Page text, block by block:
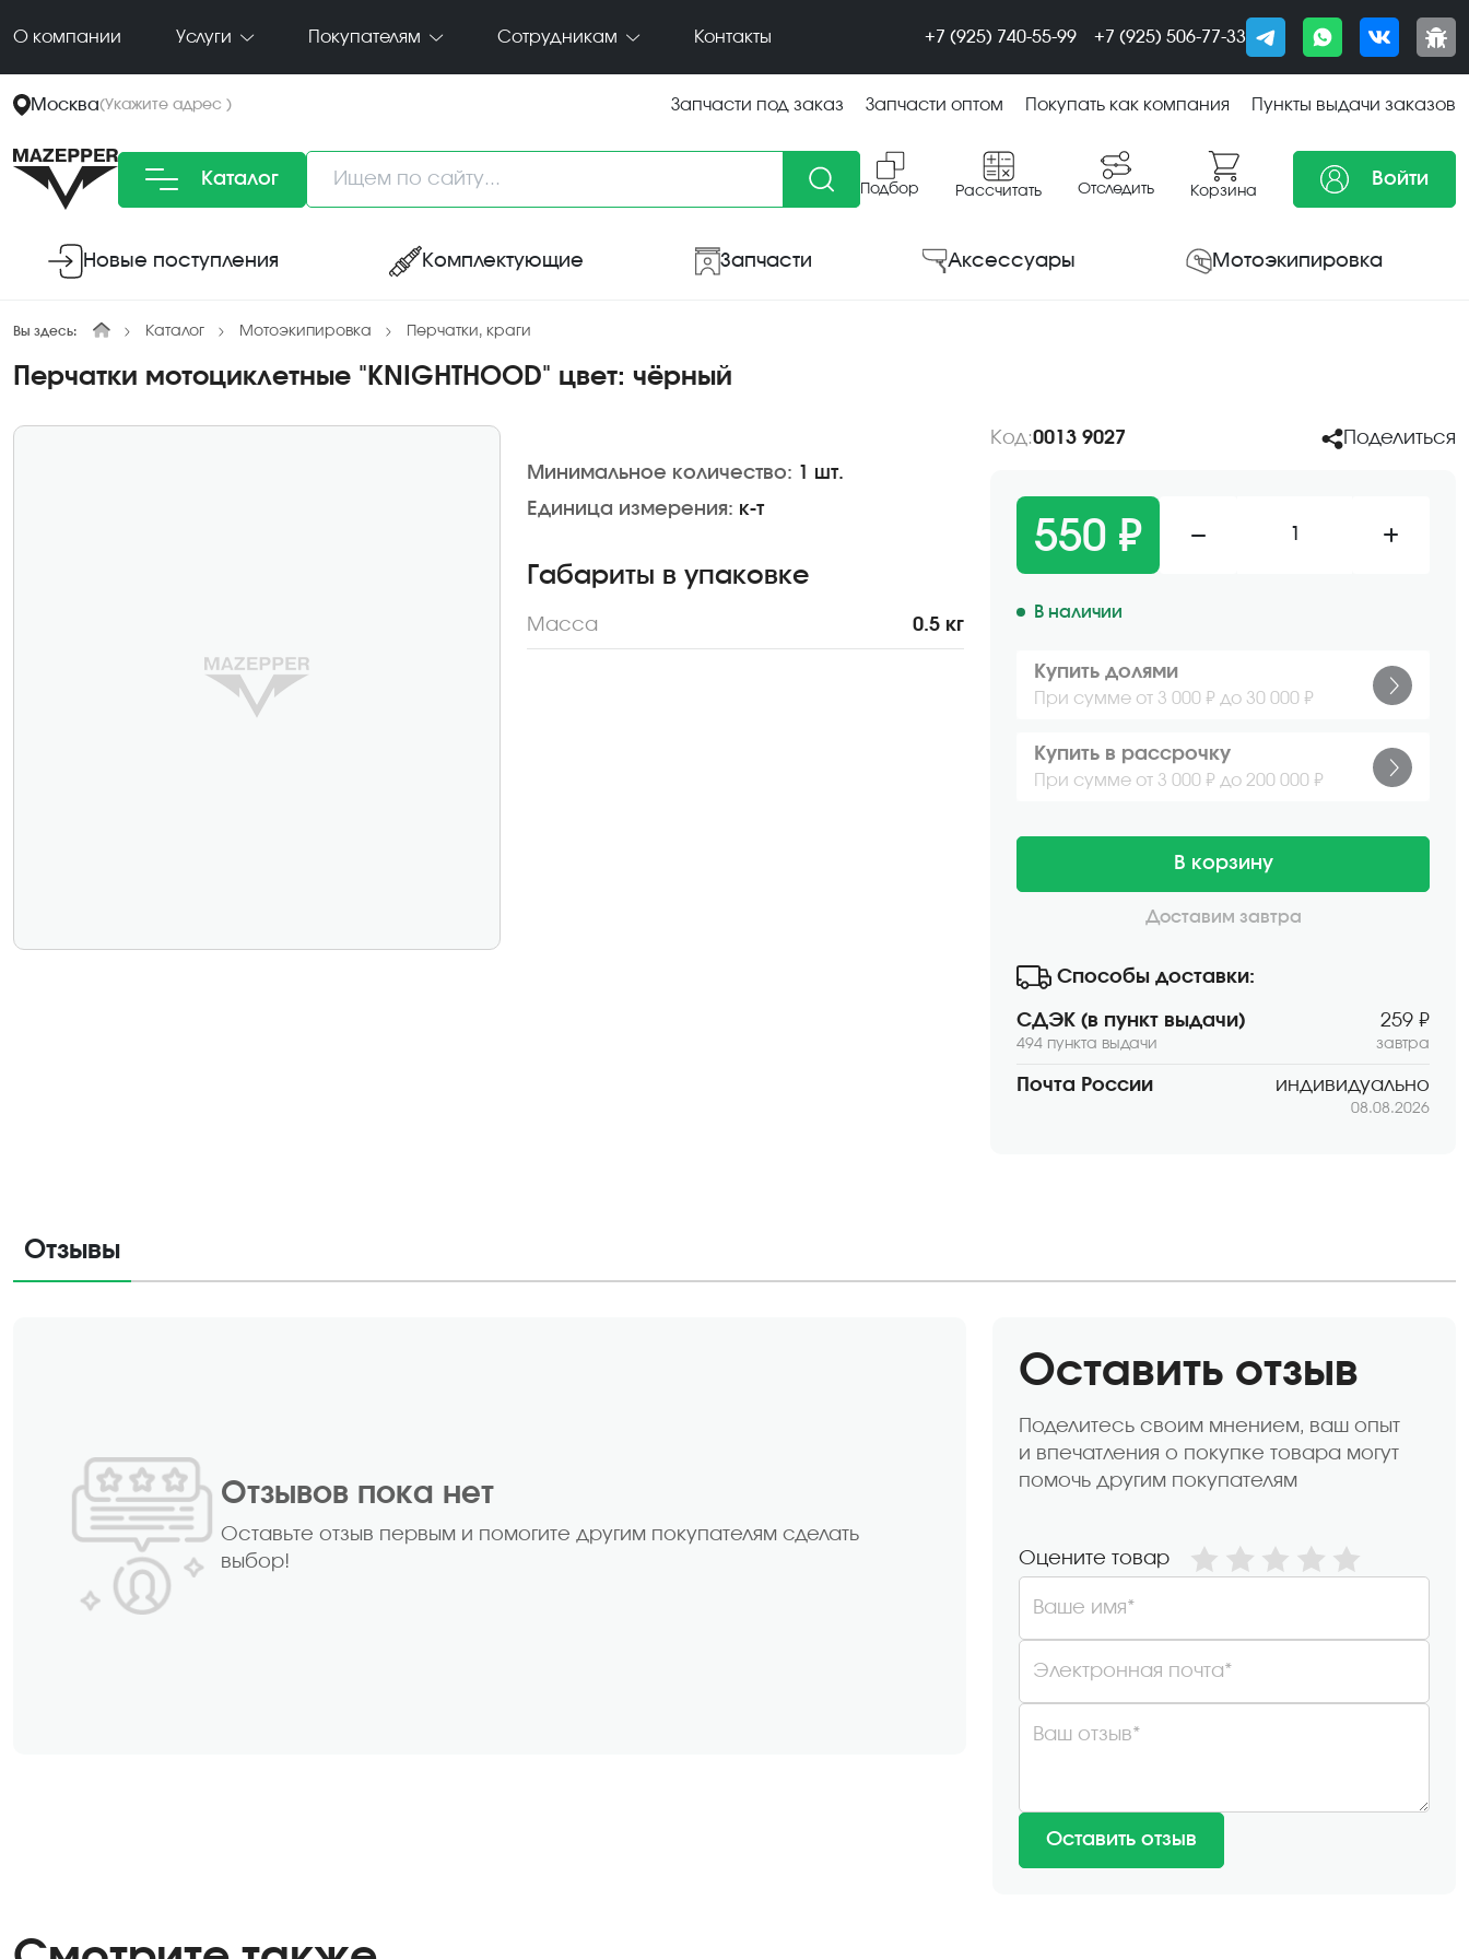
О компании Услуги Покупателям Сотрудникам Контакты +7 (925) 740-55-99 +7 (925) 506-77-33
Москва(Укажите адрес ) Запчасти под заказ Запчасти оптом Покупать как компания Пункты выдачи заказов
Каталог
Подбор Рассчитать Отследить Корзина
Войти
Новые поступления Комплектующие Запчасти Аксессуары Мотоэкипировка
Вы здесь: Каталог Мотоэкипировка Перчатки, краги
Перчатки мотоциклетные "KNIGHTHOOD" цвет: чёрный
Минимальное количество: 1 шт.
Единица измерения: к-т
Габариты в упаковке
Масса 0.5 кг
Код:0013 9027 Поделиться
550 ₽ 1
В наличии
Купить долями
При сумме от 3 000 ₽ до 30 000 ₽
Купить в рассрочку
При сумме от 3 000 ₽ до 200 000 ₽
В корзину
Доставим завтра
Способы доставки:
СДЭК (в пункт выдачи)
494 пункта выдачи
259 ₽
завтра
Почта России индивидуально
08.08.2026
Отзывы
Отзывов пока нет
Оставьте отзыв первым и помогите другим покупателям сделать
выбор!
Оставить отзыв
Поделитесь своим мнением, ваш опыт
и впечатления о покупке товара могут
помочь другим покупателям
Оцените товар
Ваше имя*
Электронная почта*
Ваш отзыв*
Оставить отзыв